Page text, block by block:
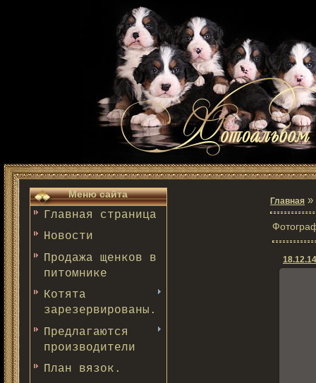
Меню сайта
Главная страница
Новости
Продажа щенков в
питомнике
Котята
зарезервированы.
Предлагаются
производители
План вязок.
Главная »